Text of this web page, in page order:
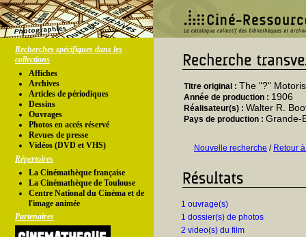
Recherches spécifiques dans les
collections
Affiches
Archives
Articles de périodiques
Dessins
Ouvrages
Photos en accés réservé
Revues de presse
Vidéos (DVD et VHS)
Répertoires
La Cinémathèque française
La Cinémathèque de Toulouse
Centre National du Cinéma et de
l'image animée
Partenaires
Titre original : The "?"
Année de production : 1906
Réalisateur(s) : Walter R.
Pays de production : Grande-
Nouvelle recherche / Retour
1 ouvrage(s)
1 dossier(s) de photos
2 video(s) du film